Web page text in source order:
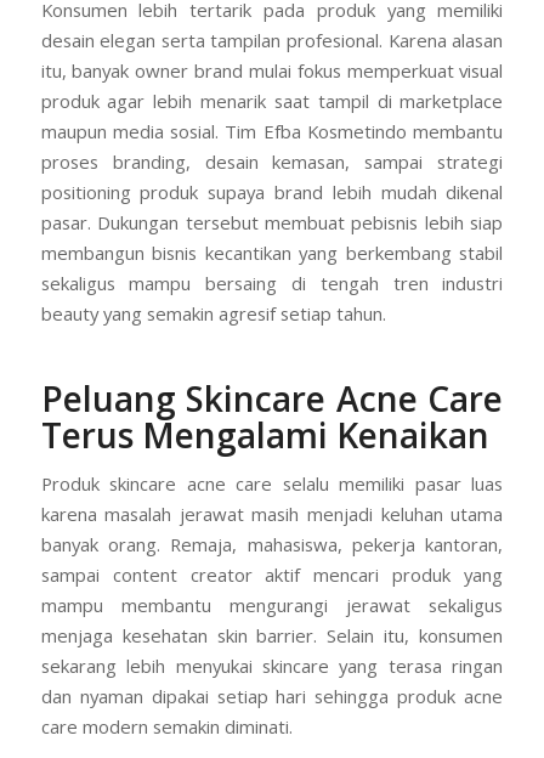
Konsumen lebih tertarik pada produk yang memiliki
desain elegan serta tampilan profesional. Karena alasan
itu, banyak owner brand mulai fokus memperkuat visual
produk agar lebih menarik saat tampil di marketplace
maupun media sosial. Tim Efba Kosmetindo membantu
proses branding, desain kemasan, sampai strategi
positioning produk supaya brand lebih mudah dikenal
pasar. Dukungan tersebut membuat pebisnis lebih siap
membangun bisnis kecantikan yang berkembang stabil
sekaligus mampu bersaing di tengah tren industri
beauty yang semakin agresif setiap tahun.
Peluang Skincare Acne Care
Terus Mengalami Kenaikan
Produk skincare acne care selalu memiliki pasar luas
karena masalah jerawat masih menjadi keluhan utama
banyak orang. Remaja, mahasiswa, pekerja kantoran,
sampai content creator aktif mencari produk yang
mampu membantu mengurangi jerawat sekaligus
menjaga kesehatan skin barrier. Selain itu, konsumen
sekarang lebih menyukai skincare yang terasa ringan
dan nyaman dipakai setiap hari sehingga produk acne
care modern semakin diminati.